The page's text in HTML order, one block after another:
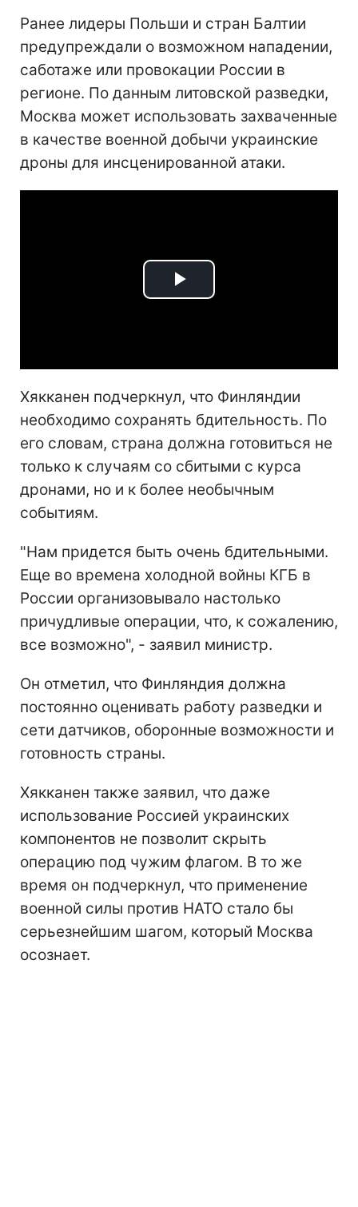
Ранее лидеры Польши и стран Балтии
предупреждали о возможном нападении,
саботаже или провокации России в
регионе. По данным литовской разведки,
Москва может использовать захваченные
в качестве военной добычи украинские
дроны для инсценированной атаки.
Play
Хякканен подчеркнул, что Финляндии
необходимо сохранять бдительность. По
его словам, страна должна готовиться не
только к случаям со сбитыми с курса
дронами, но и к более необычным
событиям.
"Нам придется быть очень бдительными.
Еще во времена холодной войны КГБ в
России организовывало настолько
причудливые операции, что, к сожалению,
все возможно", - заявил министр.
Он отметил, что Финляндия должна
постоянно оценивать работу разведки и
сети датчиков, оборонные возможности и
готовность страны.
Хякканен также заявил, что даже
использование Россией украинских
компонентов не позволит скрыть
операцию под чужим флагом. В то же
время он подчеркнул, что применение
военной силы против НАТО стало бы
серьезнейшим шагом, который Москва
осознает.